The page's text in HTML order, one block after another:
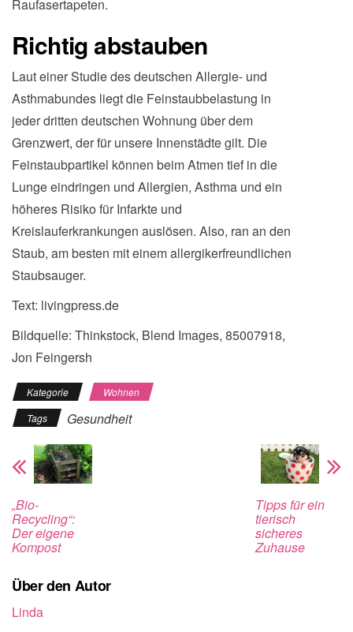
Raufasertapeten.
Richtig abstauben
Laut einer Studie des deutschen Allergie- und
Asthmabundes liegt die Feinstaubbelastung in
jeder dritten deutschen Wohnung über dem
Grenzwert, der für unsere Innenstädte gilt. Die
Feinstaubpartikel können beim Atmen tief in die
Lunge eindringen und Allergien, Asthma und ein
höheres Risiko für Infarkte und
Kreislauferkrankungen auslösen. Also, ran an den
Staub, am besten mit einem allergikerfreundlichen
Staubsauger.
Text: livingpress.de
Bildquelle: Thinkstock, Blend Images, 85007918,
Jon Feingersh
Kategorie
Wohnen
Tags
Gesundheit
„Bio-
Recycling“:
Der eigene
Kompost
Tipps für ein
tierisch
sicheres
Zuhause
Über den Autor
Linda